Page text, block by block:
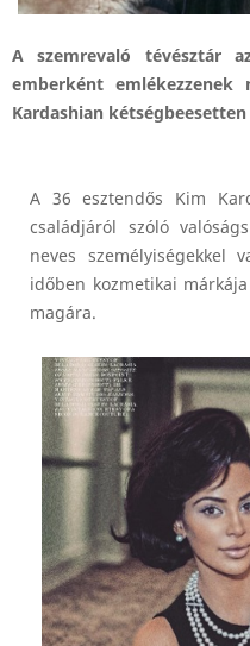
A szemrevaló tévésztár
emberként
Kardashian
A 36 esztendős Kim
családjáról szóló
neves személyiségekkel
időben kozmetikai
magára.